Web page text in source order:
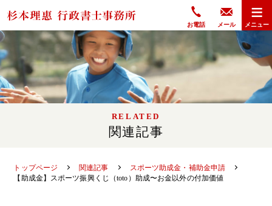
≡
メニュー
お電話 メール
杉本理惠 行政書士事務所
RELATED
関連記事
トップページ 関連記事
スポーツ助成金・補助金申請
【助成金】スポーツ振興くじ（toto）助成〜お金以外の付加価値